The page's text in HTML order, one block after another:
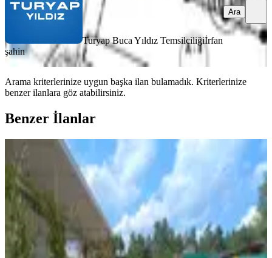
Turyap Buca Yıldız Temsilciliğiİrfan
şahin
Ara
Arama kriterlerinize uygun başka ilan bulamadık. Kriterlerinize
benzer ilanlara göz atabilirsiniz.
Benzer İlanlar
Karacaağaç'ta Satılık
Buca, Karacaağaç Mahallesi
210 m²
4.048/m²·29.05.2026
850.000 ₺ 1.100.000 ₺